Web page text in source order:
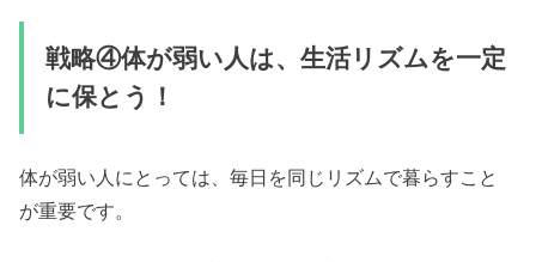
戦略④体が弱い人は、生活リズムを一定
に保とう！
体が弱い人にとっては、毎日を同じリズムで暮らすこと
が重要です。